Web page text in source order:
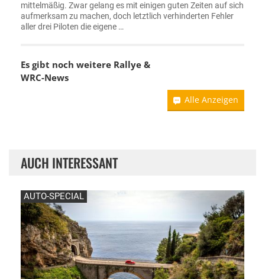
mittelmäßig. Zwar gelang es mit einigen guten Zeiten auf sich
aufmerksam zu machen, doch letztlich verhinderten Fehler
aller drei Piloten die eigene …
Es gibt noch weitere Rallye &
WRC-News
Alle Anzeigen
AUCH INTERESSANT
AUTO-SPECIAL